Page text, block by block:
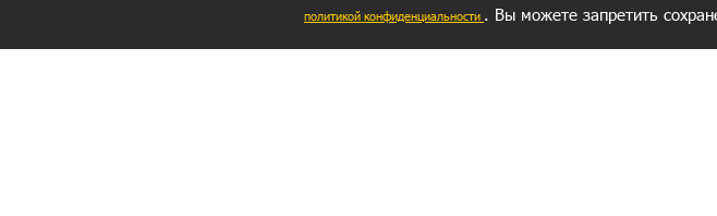
политикой конфиденциальности . Вы можете запретить